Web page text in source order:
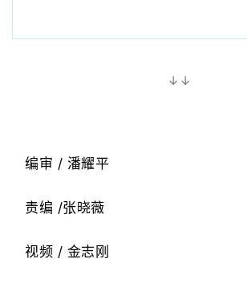
↓↓
编审 / 潘耀平
责编 /张晓薇
视频 / 金志刚